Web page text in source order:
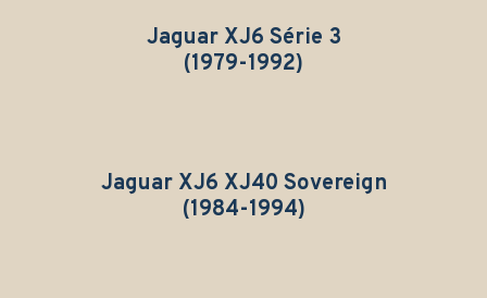
Jaguar XJ6 Série 3
(1979-1992)
Jaguar XJ6 XJ40 Sovereign
(1984-1994)